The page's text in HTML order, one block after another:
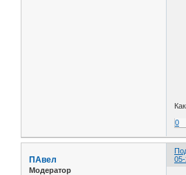
0
ПАвел
Модератор